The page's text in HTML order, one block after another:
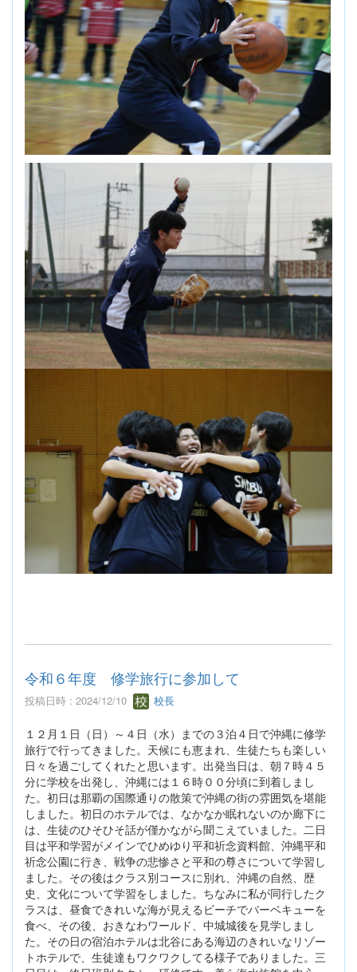
令和６年度 修学旅行に参加して
投稿日時 : 2024/12/10 校長
１２月１日（日）～４日（水）までの３泊４日で沖縄に修学
旅行で行ってきました。天候にも恵まれ、生徒たちも楽しい
日々を過ごしてくれたと思います。出発当日は、朝７時４５
分に学校を出発し、沖縄には１６時００分頃に到着しまし
た。初日は那覇の国際通りの散策で沖縄の街の雰囲気を堪能
しました。初日のホテルでは、なかなか眠れないのか廊下に
は、生徒のひそひそ話が僅かながら聞こえていました。二日
目は平和学習がメインでひめゆり平和祈念資料館、沖縄平和
祈念公園に行き、戦争の悲惨さと平和の尊さについて学習し
ました。その後はクラス別コースに別れ、沖縄の自然、歴
史、文化について学習をしました。ちなみに私が同行したク
ラスは、昼食できれいな海が見えるビーチでバーベキューを
食べ、その後、おきなわワールド、中城城後を見学しまし
た。その日の宿泊ホテルは北谷にある海辺のきれいなリゾー
トホテルで、生徒達もワクワクしてる様子でありました。三